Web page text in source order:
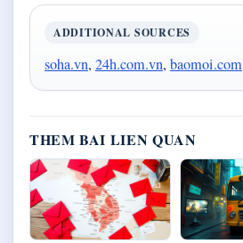
ADDITIONAL SOURCES
soha.vn, 24h.com.vn, baomoi.com
THEM BAI LIEN QUAN